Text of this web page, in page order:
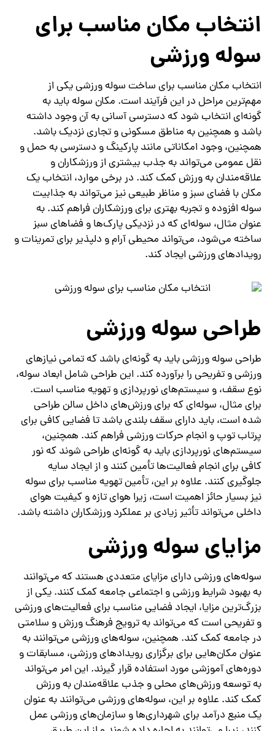
انتخاب مکان مناسب برای
سوله ورزشی
انتخاب مکان مناسب برای ساخت سوله ورزشی یکی از
مهم‌ترین مراحل در این فرآیند است. مکان سوله باید به
گونه‌ای انتخاب شود که دسترسی آسانی به آن وجود داشته
باشد و همچنین به مناطق مسکونی و تجاری نزدیک باشد.
همچنین، وجود امکاناتی مانند پارکینگ و دسترسی به حمل و
نقل عمومی می‌تواند به جذب بیشتری از ورزشکاران و
علاقه‌مندان به ورزش کمک کند. در برخی موارد، انتخاب یک
مکان با فضای سبز و مناظر طبیعی نیز می‌تواند به جذابیت
سوله افزوده و تجربه بهتری برای ورزشکاران فراهم کند. به
عنوان مثال، سوله‌ای که در نزدیکی پارک‌ها و فضاهای سبز
ساخته می‌شود، می‌تواند محیطی آرام و دلپذیر برای تمرینات و
رویدادهای ورزشی ایجاد کند.
طراحی سوله ورزشی
طراحی سوله ورزشی باید به گونه‌ای باشد که تمامی نیازهای
ورزشی و تفریحی را برآورده کند. این طراحی شامل ابعاد سوله،
نوع سقف، و سیستم‌های نورپردازی و تهویه مناسب است.
برای مثال، سوله‌ای که برای ورزش‌های داخل سالن طراحی
شده است، باید دارای سقف بلندی باشد تا فضایی کافی برای
پرتاب توپ و انجام حرکات ورزشی فراهم کند. همچنین،
سیستم‌های نورپردازی باید به گونه‌ای طراحی شوند که نور
کافی برای انجام فعالیت‌ها تأمین کنند و از ایجاد سایه
جلوگیری کنند. علاوه بر این، تأمین تهویه مناسب برای سوله
نیز بسیار حائز اهمیت است، زیرا هوای تازه و کیفیت هوای
داخلی می‌تواند تأثیر زیادی بر عملکرد ورزشکاران داشته باشد.
مزایای سوله ورزشی
سوله‌های ورزشی دارای مزایای متعددی هستند که می‌توانند
به بهبود شرایط ورزشی و اجتماعی جامعه کمک کنند. یکی از
بزرگ‌ترین مزایا، ایجاد فضایی مناسب برای فعالیت‌های ورزشی
و تفریحی است که می‌تواند به ترویج فرهنگ ورزش و سلامتی
در جامعه کمک کند. همچنین، سوله‌های ورزشی می‌توانند به
عنوان مکان‌هایی برای برگزاری رویدادهای ورزشی، مسابقات و
دوره‌های آموزشی مورد استفاده قرار گیرند. این امر می‌تواند
به توسعه ورزش‌های محلی و جذب علاقه‌مندان به ورزش
کمک کند. علاوه بر این، سوله‌های ورزشی می‌توانند به عنوان
یک منبع درآمد برای شهرداری‌ها و سازمان‌های ورزشی عمل